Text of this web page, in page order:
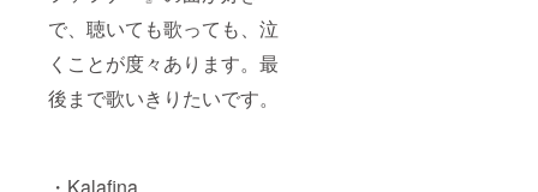
で、聴いても歌っても、泣
くことが度々あります。最
後まで歌いきりたいです。